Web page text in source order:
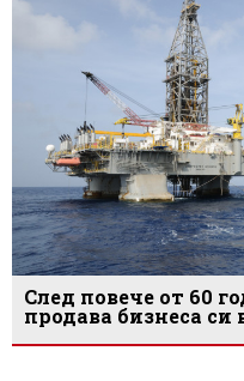
След повече от 60
продава бизнеса си